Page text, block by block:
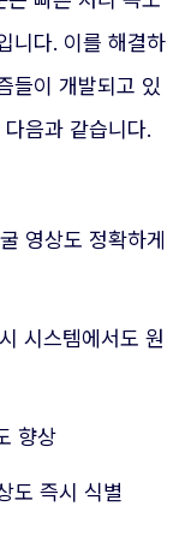
니다. 이를 해결하
들이 개발되고 있
음과 같습니다.
영상도 정확하게
시스템에서도 원
향상
도 즉시 식별